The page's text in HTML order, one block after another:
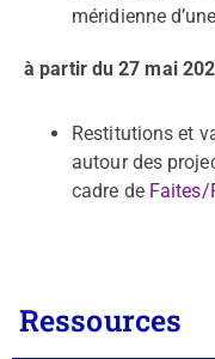
méridienne
à partir du 27 mai
Restitutions et
autour des
cadre de Faites/
Ressources